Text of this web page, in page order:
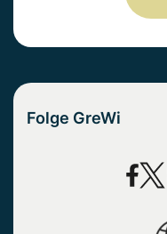
Folge GreWi